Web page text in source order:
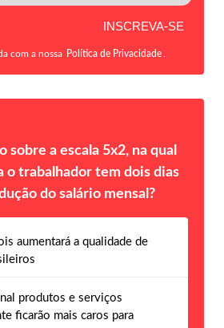
com a nossa Política de Privacidade
sobre a escala 5x2, na qual
o trabalhador tem dois dias
do salário mensal?
aumentará a qualidade de
produtos e serviços
ficarão mais caros para